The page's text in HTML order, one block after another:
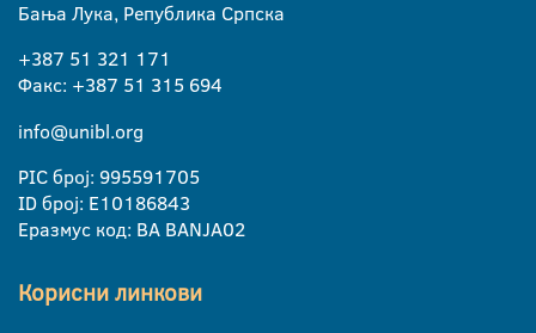
Бања Лука, Република Српска
+387 51 321 171
Факс: +387 51 315 694
info@unibl.org
PIC број: 995591705
ID број: E10186843
Еразмус код: BA BANJA02
Корисни линкови